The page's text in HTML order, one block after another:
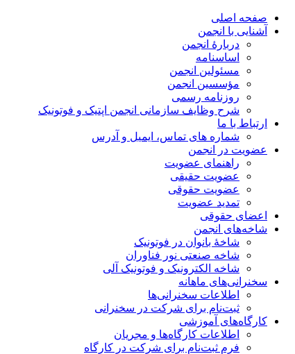
صفحه اصلی
آشنایی با انجمن
دربارۀ انجمن
اساسنامه
مسئولین انجمن
مؤسسین انجمن
روزنامه رسمی
شرح وظایف سازمانی انجمن اپتیک و فوتونیک
ارتباط با ما
شماره های تماس، ایمیل و آدرس
عضویت در انجمن
راهنمای عضویت
عضویت حقیقی
عضویت حقوقی
تمدید عضویت
اعضای حقوقی
شاخه‌های انجمن
شاخۀ بانوان در فوتونیک
شاخه صنعتی نور فناوران
شاخه‌ الکترونیک و فوتونیک آلی
سخنرانی‌های ماهانه
اطلاعات سخنرانی‌‌ها
ثبت‌نام برای شرکت در سخنرانی
کارگاه‌های آموزشی
اطلاعات کارگاه‌ها و مجریان
فرم ثبت‌نام برای شرکت در کارگاه